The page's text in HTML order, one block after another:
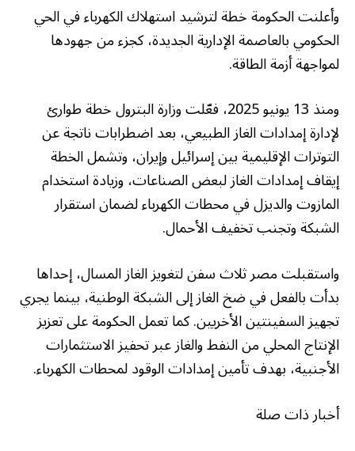
وأعلنت الحكومة خطة لترشيد استهلاك الكهرباء في الحي
الحكومي بالعاصمة الإدارية الجديدة، كجزء من جهودها
لمواجهة أزمة الطاقة.
ومنذ 13 يونيو 2025، فعّلت وزارة البترول خطة طوارئ
لإدارة إمدادات الغاز الطبيعي، بعد اضطرابات ناتجة عن
التوترات الإقليمية بين إسرائيل وإيران، وتشمل الخطة
إيقاف إمدادات الغاز لبعض الصناعات، وزيادة استخدام
المازوت والديزل في محطات الكهرباء لضمان استقرار
الشبكة وتجنب تخفيف الأحمال.
واستقبلت مصر ثلاث سفن لتغويز الغاز المسال، إحداها
بدأت بالفعل في ضخ الغاز إلى الشبكة الوطنية، بينما يجري
تجهيز السفينتين الأخريين. كما تعمل الحكومة على تعزيز
الإنتاج المحلي من النفط والغاز عبر تحفيز الاستثمارات
الأجنبية، بهدف تأمين إمدادات الوقود لمحطات الكهرباء.
أخبار ذات صلة